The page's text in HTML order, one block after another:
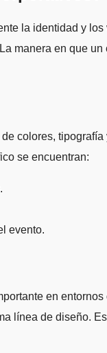
la identidad y
manera en que
colores,
se encuentran:
evento.
en
línea de diseño.